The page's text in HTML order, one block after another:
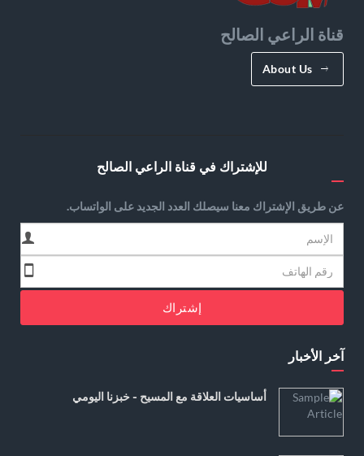
قناة الراعي الصالح
About Us
للإشتراك في قناة الراعي الصالح
عن طريق الإشتراك معنا سيصلك العدد الجديد على الواتساب.
إشتراك
آخر الأخبار
أساسيات العلاقة مع المسيح - خبزنا اليومي